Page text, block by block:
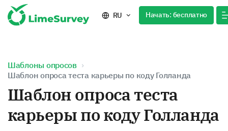
RU Начать: бесплатно
Шаблоны опросов
Шаблон опроса теста карьеры по коду Голланда
Шаблон опроса теста
карьеры по коду Голланда